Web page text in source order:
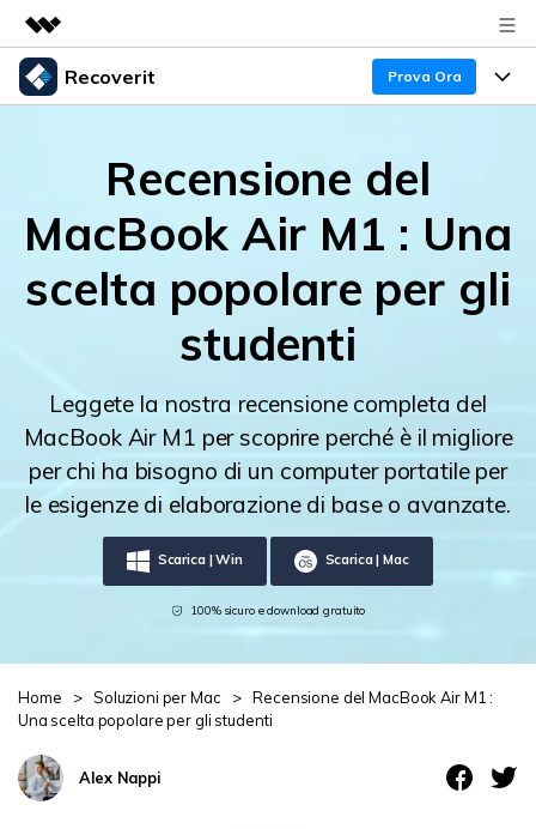
Prodotti in evidenza
Soluzione
Sala stampa
Recoverit Prova Ora
Recupero Dati
Backup Dati
Riparazione Dati
Funzionalità
Recover file Media
Recover Document Files
Controlla tutte le caratteristiche
Problemi dei File
Problemi del Dispositivo Archiviazione
Problemi del Backup
Centro di conoscenza
Novità
Storie
50% OFF!
SCARICA ORA Accedi
Recensione del
MacBook Air M1 : Una
scelta popolare per gli
studenti
Leggete la nostra recensione completa del
MacBook Air M1 per scoprire perché è il migliore
per chi ha bisogno di un computer portatile per
le esigenze di elaborazione di base o avanzate.
Scarica | Win Scarica | Mac
100% sicuro e download gratuito
Home > Soluzioni per Mac > Recensione del MacBook Air M1 :
Una scelta popolare per gli studenti
Alex Nappi